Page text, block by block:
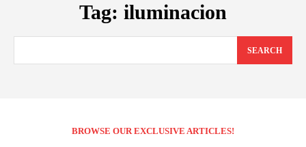
Tag: iluminacion
SEARCH
BROWSE OUR EXCLUSIVE ARTICLES!